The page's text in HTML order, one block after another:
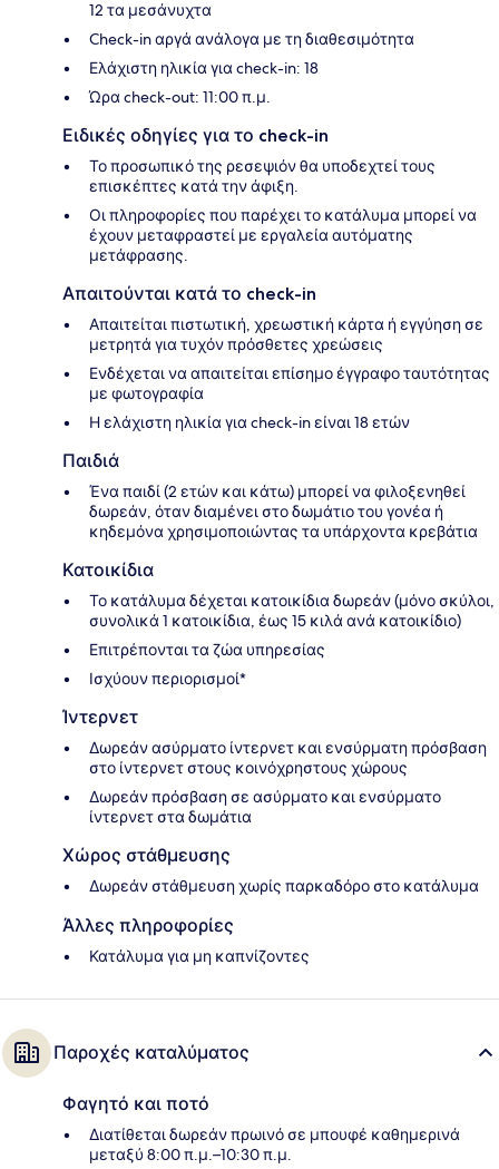
12 τα μεσάνυχτα
Check-in αργά ανάλογα με τη διαθεσιμότητα
Ελάχιστη ηλικία για check-in: 18
Ώρα check-out: 11:00 π.μ.
Ειδικές οδηγίες για το check-in
Το προσωπικό της ρεσεψιόν θα υποδεχτεί τους
επισκέπτες κατά την άφιξη.
Οι πληροφορίες που παρέχει το κατάλυμα μπορεί να
έχουν μεταφραστεί με εργαλεία αυτόματης
μετάφρασης.
Απαιτούνται κατά το check-in
Απαιτείται πιστωτική, χρεωστική κάρτα ή εγγύηση σε
μετρητά για τυχόν πρόσθετες χρεώσεις
Ενδέχεται να απαιτείται επίσημο έγγραφο ταυτότητας
με φωτογραφία
Η ελάχιστη ηλικία για check-in είναι 18 ετών
Παιδιά
Ένα παιδί (2 ετών και κάτω) μπορεί να φιλοξενηθεί
δωρεάν, όταν διαμένει στο δωμάτιο του γονέα ή
κηδεμόνα χρησιμοποιώντας τα υπάρχοντα κρεβάτια
Κατοικίδια
Το κατάλυμα δέχεται κατοικίδια δωρεάν (μόνο σκύλοι,
συνολικά 1 κατοικίδια, έως 15 κιλά ανά κατοικίδιο)
Επιτρέπονται τα ζώα υπηρεσίας
Ισχύουν περιορισμοί*
Ίντερνετ
Δωρεάν ασύρματο ίντερνετ και ενσύρματη πρόσβαση
στο ίντερνετ στους κοινόχρηστους χώρους
Δωρεάν πρόσβαση σε ασύρματο και ενσύρματο
ίντερνετ στα δωμάτια
Χώρος στάθμευσης
Δωρεάν στάθμευση χωρίς παρκαδόρο στο κατάλυμα
Άλλες πληροφορίες
Κατάλυμα για μη καπνίζοντες
Παροχές καταλύματος
Φαγητό και ποτό
Διατίθεται δωρεάν πρωινό σε μπουφέ καθημερινά
μεταξύ 8:00 π.μ.–10:30 π.μ.